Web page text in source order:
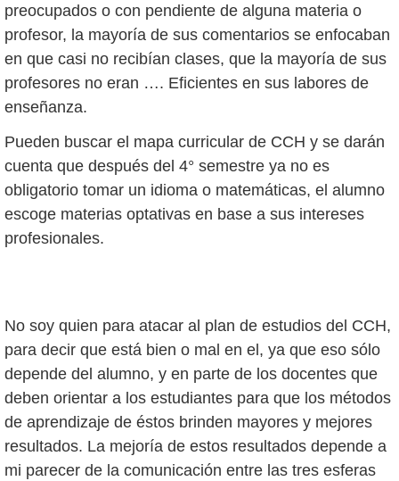
preocupados o con pendiente de alguna materia o
profesor, la mayoría de sus comentarios se enfocaban
en que casi no recibían clases, que la mayoría de sus
profesores no eran …. Eficientes en sus labores de
enseñanza.
Pueden buscar el mapa curricular de CCH y se darán
cuenta que después del 4° semestre ya no es
obligatorio tomar un idioma o matemáticas, el alumno
escoge materias optativas en base a sus intereses
profesionales.
No soy quien para atacar al plan de estudios del CCH,
para decir que está bien o mal en el, ya que eso sólo
depende del alumno, y en parte de los docentes que
deben orientar a los estudiantes para que los métodos
de aprendizaje de éstos brinden mayores y mejores
resultados. La mejoría de estos resultados depende a
mi parecer de la comunicación entre las tres esferas